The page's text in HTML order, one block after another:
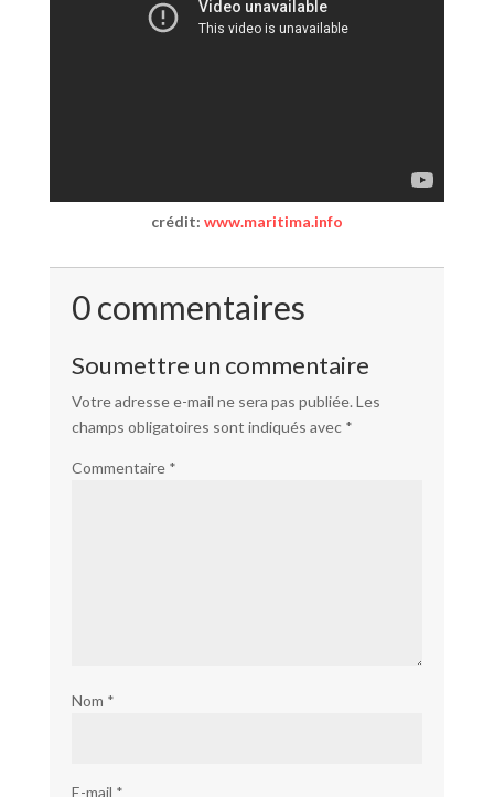
crédit: www.maritima.info
0 commentaires
Soumettre un commentaire
Votre adresse e-mail ne sera pas publiée. Les
champs obligatoires sont indiqués avec *
Commentaire *
Nom *
E-mail *